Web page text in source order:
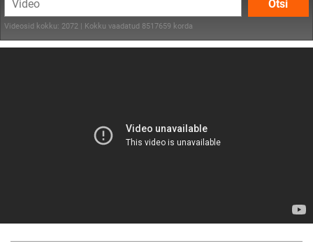
Otsi
Videosid kokku: 2072 | Kokku vaadatud 8517659 korda